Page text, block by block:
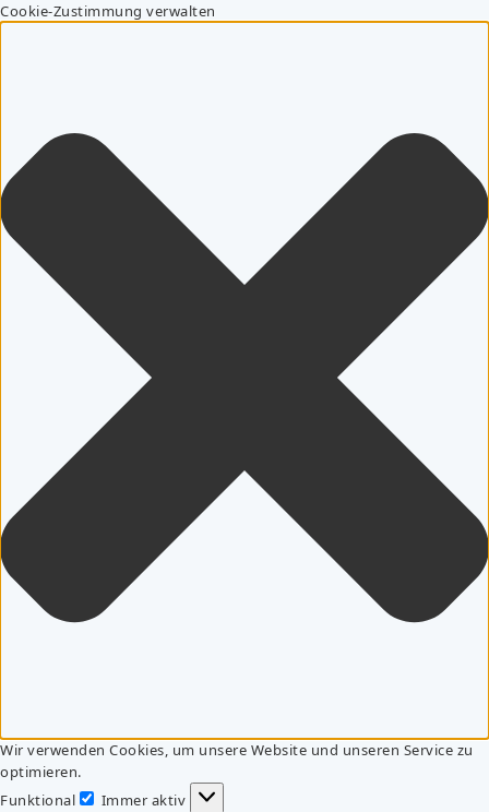
Cookie-Zustimmung verwalten
Wir verwenden Cookies, um unsere Website und unseren Service zu
optimieren.
Funktional
Immer aktiv